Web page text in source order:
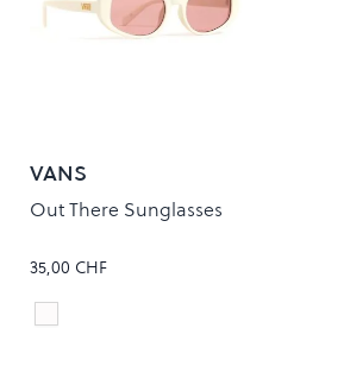
VANS
Out There Sunglasses
35,00 CHF
Colour
Marshmallow